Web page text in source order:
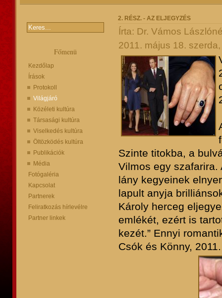
Főmenü
Kezdőlap
Írások
Protokoll
Világjáró
Közéleti kultúra
Társasági kultúra
Viselkedés kultúra
Öltözködés kultúra
Publikációk
Média
Fotógaléria
Kapcsolat
Partnerek
Feliratkozás hírlevélre
Partner linkek
2. RÉSZ. - AZ ELJEGYZÉS
Írta: Dr. Vámos
2011. május 18.
Szinte titokba, a
Vilmos egy szafarira.
lány kegyeinek
lapult anyja
Károly herceg
emlékét, ezért is
kezét.” Ennyi
Csók és Könny,